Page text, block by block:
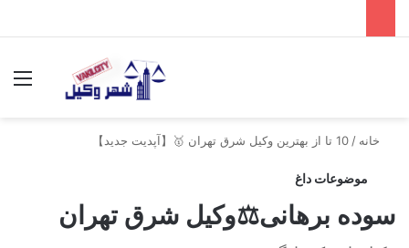
خانه / 10 تا از بهترین وکیل شرق تهران 🥇【آپدیت جدید】
موضوعات داغ
سوده برهانی⚖️وکیل شرق تهران